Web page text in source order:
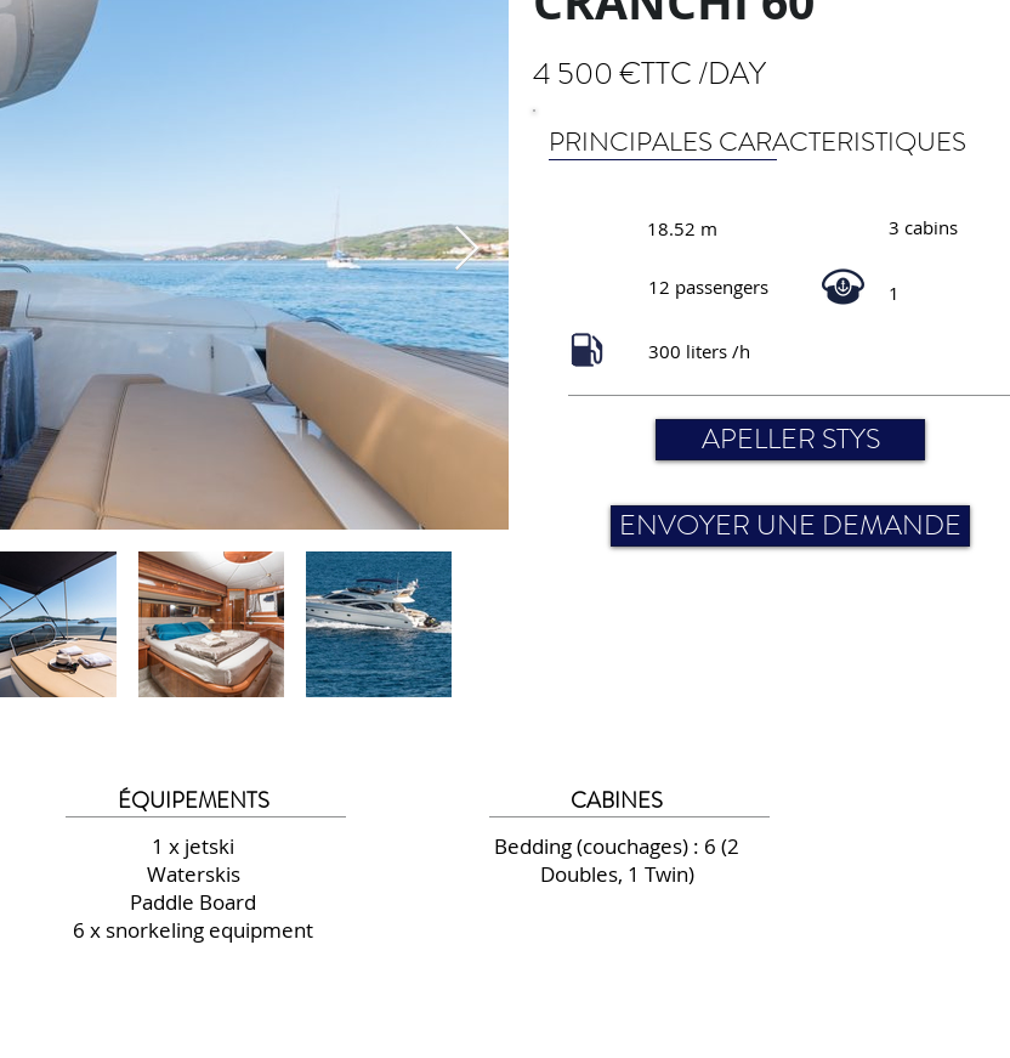
4 500 €TTC /DAY
PRINCIPALES CARACTERISTIQUES
18.52 m 3 cabins
12 passengers 1
300 liters /h
APELLER STYS
ENVOYER UNE DEMANDE
ÉQUIPEMENTS
1 x jetski
Waterskis
Paddle Board
6 x snorkeling equipment
CABINES
Bedding (couchages) : 6 (2
Doubles, 1 Twin)